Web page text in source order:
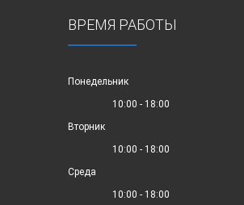
ВРЕМЯ РАБОТЫ
Понедельник
10:00 - 18:00
Вторник
10:00 - 18:00
Среда
10:00 - 18:00